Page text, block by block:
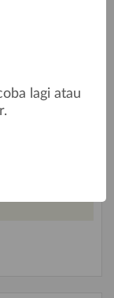
lagi atau